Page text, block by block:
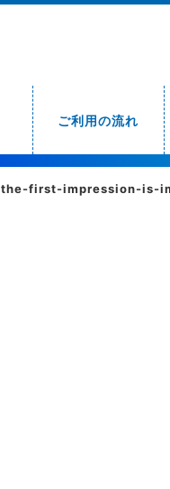
ご利用の流れ
the-first-impression-is-